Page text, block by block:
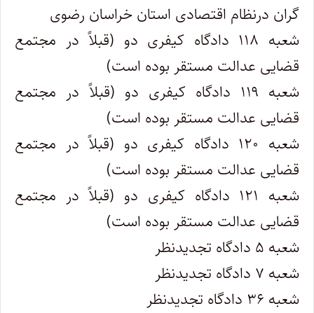
گران درنظام اقتصادی استان خراسان رضوی
شعبه ۱۱۸ دادگاه کیفری دو (قبلاً در مجتمع
قضایی عدالت مستقر بوده است)
شعبه ۱۱۹ دادگاه کیفری دو (قبلاً در مجتمع
قضایی عدالت مستقر بوده است)
شعبه ۱۲۰ دادگاه کیفری دو (قبلاً در مجتمع
قضایی عدالت مستقر بوده است)
شعبه ۱۲۱ دادگاه کیفری دو (قبلاً در مجتمع
قضایی عدالت مستقر بوده است)
شعبه ۵ دادگاه تجدیدنظر
شعبه ۷ دادگاه تجدیدنظر
شعبه ۳۶ دادگاه تجدیدنظر